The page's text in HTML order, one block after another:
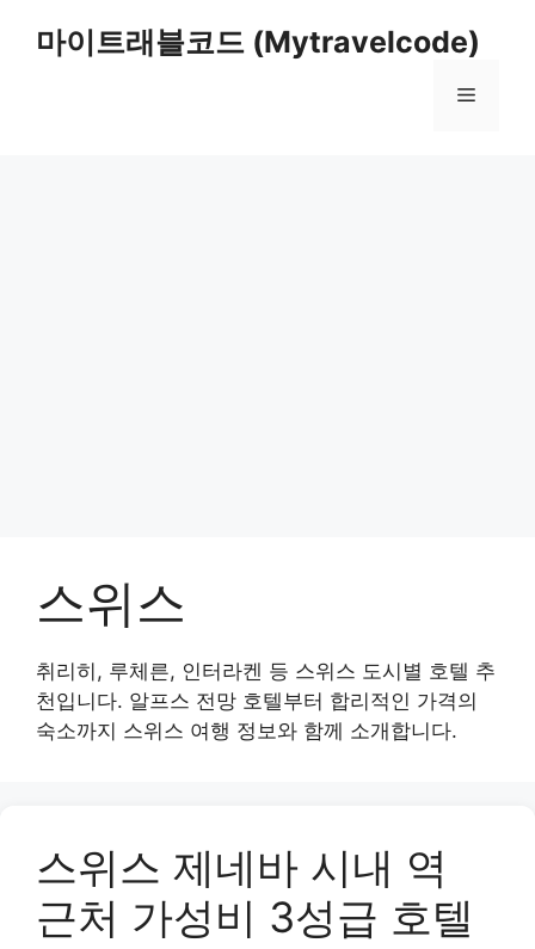
마이트래블코드 (Mytravelcode)
메
스위스
취리히, 루체른, 인터라켄 등 스위스 도시별 호텔 추
천입니다. 알프스 전망 호텔부터 합리적인 가격의
숙소까지 스위스 여행 정보와 함께 소개합니다.
스위스 제네바 시내 역
근처 가성비 3성급 호텔